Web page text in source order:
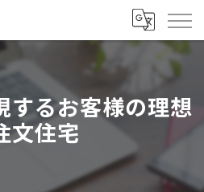
するお客様の理想
文住宅